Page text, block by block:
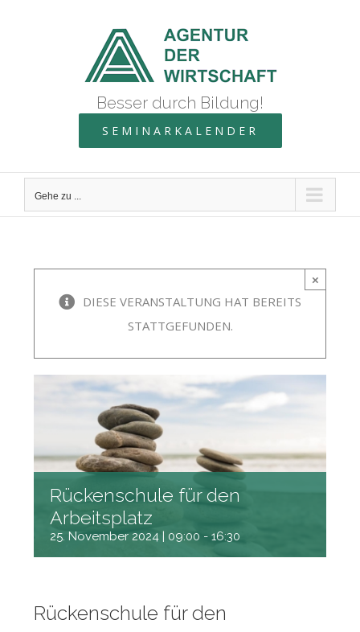
Besser durch Bildung!
SEMINARKALENDER
Gehe zu ...
×
DIESE VERANSTALTUNG HAT BEREITS
STATTGEFUNDEN.
Rückenschule für den
Arbeitsplatz
25. November 2024 | 09:00 -16:30
Rückenschule für den